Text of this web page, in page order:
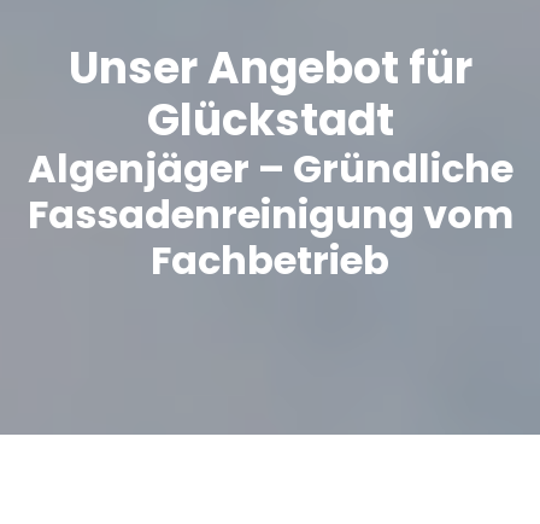
Unser Angebot für
Glückstadt
Algenjäger – Gründliche
Fassadenreinigung vom
Fachbetrieb